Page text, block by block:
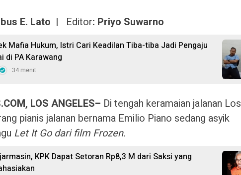
E. Lato | Editor: Priyo Suwarno
Mafia Hukum, Istri Cari Keadilan Tiba-tiba Jadi Pengaju
di PA Karawang
34 menit
LOS ANGELES– Di tengah keramaian jalanan Los
pianis jalanan bernama Emilio Piano sedang asyik
Let It Go dari film Frozen.
KPK Dapat Setoran Rp8,3 M dari Saksi yang